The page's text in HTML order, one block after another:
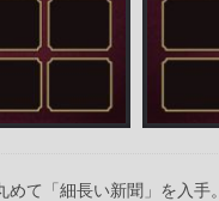
て「細長い新聞」を入手。